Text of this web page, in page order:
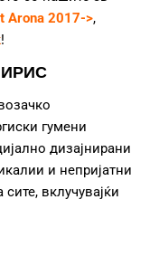
Arona 2017->,
!
гумени
дизајнирани
и непријатни
вклучувајќи